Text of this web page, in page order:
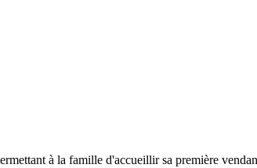
à la famille d'accueillir sa première